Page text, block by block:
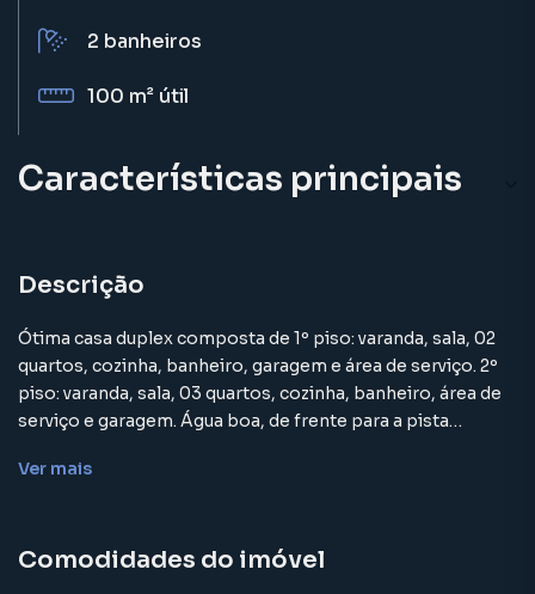
2 banheiros
100 m² útil
Características principais
Descrição
Ótima casa duplex composta de 1º piso: varanda, sala, 02
quartos, cozinha, banheiro, garagem e área de serviço. 2º
piso: varanda, sala, 03 quartos, cozinha, banheiro, área de
serviço e garagem. Água boa, de frente para a pista
Recreio Dom Pedro II (Guia de Pacobaíba), em Magé. Não
Ver mais
Comodidades do imóvel